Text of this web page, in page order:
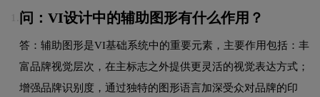
问：VI设计中的辅助图形有什么作用？
答：辅助图形是VI基础系统中的重要元素，主要作用包括：丰
富品牌视觉层次，在主标志之外提供更灵活的视觉表达方式；
增强品牌识别度，通过独特的图形语言加深受众对品牌的印